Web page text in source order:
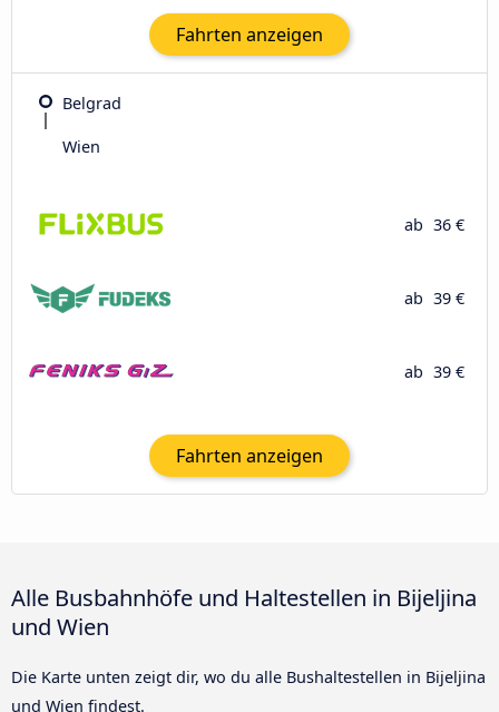
Fahrten anzeigen
Belgrad
Wien
ab 36 €
ab 39 €
ab 39 €
Fahrten anzeigen
Alle Busbahnhöfe und Haltestellen in Bijeljina
und Wien
Die Karte unten zeigt dir, wo du alle Bushaltestellen in Bijeljina
und Wien findest.